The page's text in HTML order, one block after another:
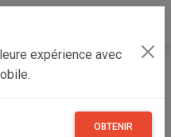
expérience avec
OBTENIR
Oasis - Sahara
120 kg marque vidaXL